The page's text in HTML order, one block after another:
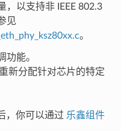
，以支持非 IEEE 802.3
见
。
功能。
新分配针对芯片的特定
，你可以通过 乐鑫组件